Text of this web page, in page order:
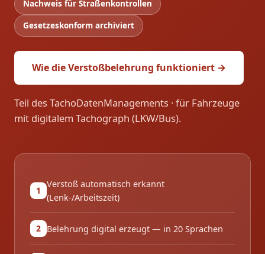
Nachweis für Straßenkontrollen
Gesetzeskonform archiviert
Wie die Verstoßbelehrung funktioniert →
Teil des TachoDatenManagements · für Fahrzeuge
mit digitalem Tachograph (LKW/Bus).
1
Verstoß automatisch erkannt
(Lenk-/Arbeitszeit)
2 Belehrung digital erzeugt — in 20 Sprachen